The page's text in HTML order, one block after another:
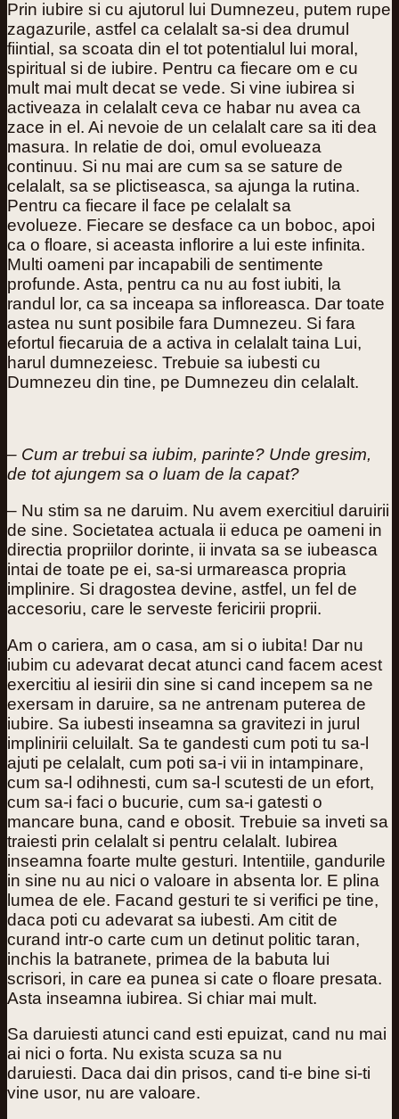
Prin iubire si cu ajutorul lui Dumnezeu, putem rupe
zagazurile, astfel ca celalalt sa-si dea drumul
fiintial, sa scoata din el tot potentialul lui moral,
spiritual si de iubire. Pentru ca fiecare om e cu
mult mai mult decat se vede. Si vine iubirea si
activeaza in celalalt ceva ce habar nu avea ca
zace in el. Ai nevoie de un celalalt care sa iti dea
masura. In relatie de doi, omul evolueaza
continuu. Si nu mai are cum sa se sature de
celalalt, sa se plictiseasca, sa ajunga la rutina.
Pentru ca fiecare il face pe celalalt sa
evolueze. Fiecare se desface ca un boboc, apoi
ca o floare, si aceasta inflorire a lui este infinita.
Multi oameni par incapabili de sentimente
profunde. Asta, pentru ca nu au fost iubiti, la
randul lor, ca sa inceapa sa infloreasca. Dar toate
astea nu sunt posibile fara Dumnezeu. Si fara
efortul fiecaruia de a activa in celalalt taina Lui,
harul dumnezeiesc. Trebuie sa iubesti cu
Dumnezeu din tine, pe Dumnezeu din celalalt.
– Cum ar trebui sa iubim, parinte? Unde gresim,
de tot ajungem sa o luam de la capat?
– Nu stim sa ne daruim. Nu avem exercitiul daruirii
de sine. Societatea actuala ii educa pe oameni in
directia propriilor dorinte, ii invata sa se iubeasca
intai de toate pe ei, sa-si urmareasca propria
implinire. Si dragostea devine, astfel, un fel de
accesoriu, care le serveste fericirii proprii.
Am o cariera, am o casa, am si o iubita! Dar nu
iubim cu adevarat decat atunci cand facem acest
exercitiu al iesirii din sine si cand incepem sa ne
exersam in daruire, sa ne antrenam puterea de
iubire. Sa iubesti inseamna sa gravitezi in jurul
implinirii celuilalt. Sa te gandesti cum poti tu sa-l
ajuti pe celalalt, cum poti sa-i vii in intampinare,
cum sa-l odihnesti, cum sa-l scutesti de un efort,
cum sa-i faci o bucurie, cum sa-i gatesti o
mancare buna, cand e obosit. Trebuie sa inveti sa
traiesti prin celalalt si pentru celalalt. Iubirea
inseamna foarte multe gesturi. Intentiile, gandurile
in sine nu au nici o valoare in absenta lor. E plina
lumea de ele. Facand gesturi te si verifici pe tine,
daca poti cu adevarat sa iubesti. Am citit de
curand intr-o carte cum un detinut politic taran,
inchis la batranete, primea de la babuta lui
scrisori, in care ea punea si cate o floare presata.
Asta inseamna iubirea. Si chiar mai mult.
Sa daruiesti atunci cand esti epuizat, cand nu mai
ai nici o forta. Nu exista scuza sa nu
daruiesti. Daca dai din prisos, cand ti-e bine si-ti
vine usor, nu are valoare.